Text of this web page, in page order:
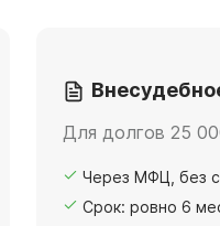
Для долгов 25
Через МФЦ, без
Срок: ровно 6